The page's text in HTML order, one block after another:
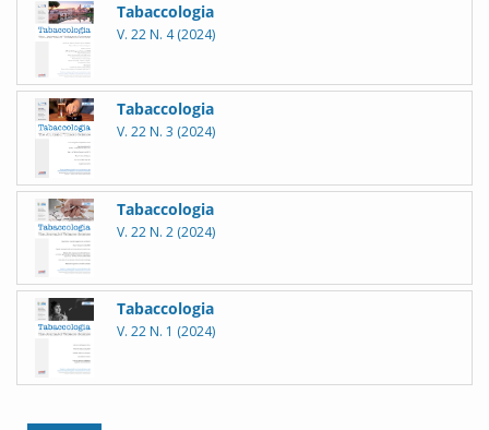
Tabaccologia
V. 22 N. 4 (2024)
Tabaccologia
V. 22 N. 3 (2024)
Tabaccologia
V. 22 N. 2 (2024)
Tabaccologia
V. 22 N. 1 (2024)